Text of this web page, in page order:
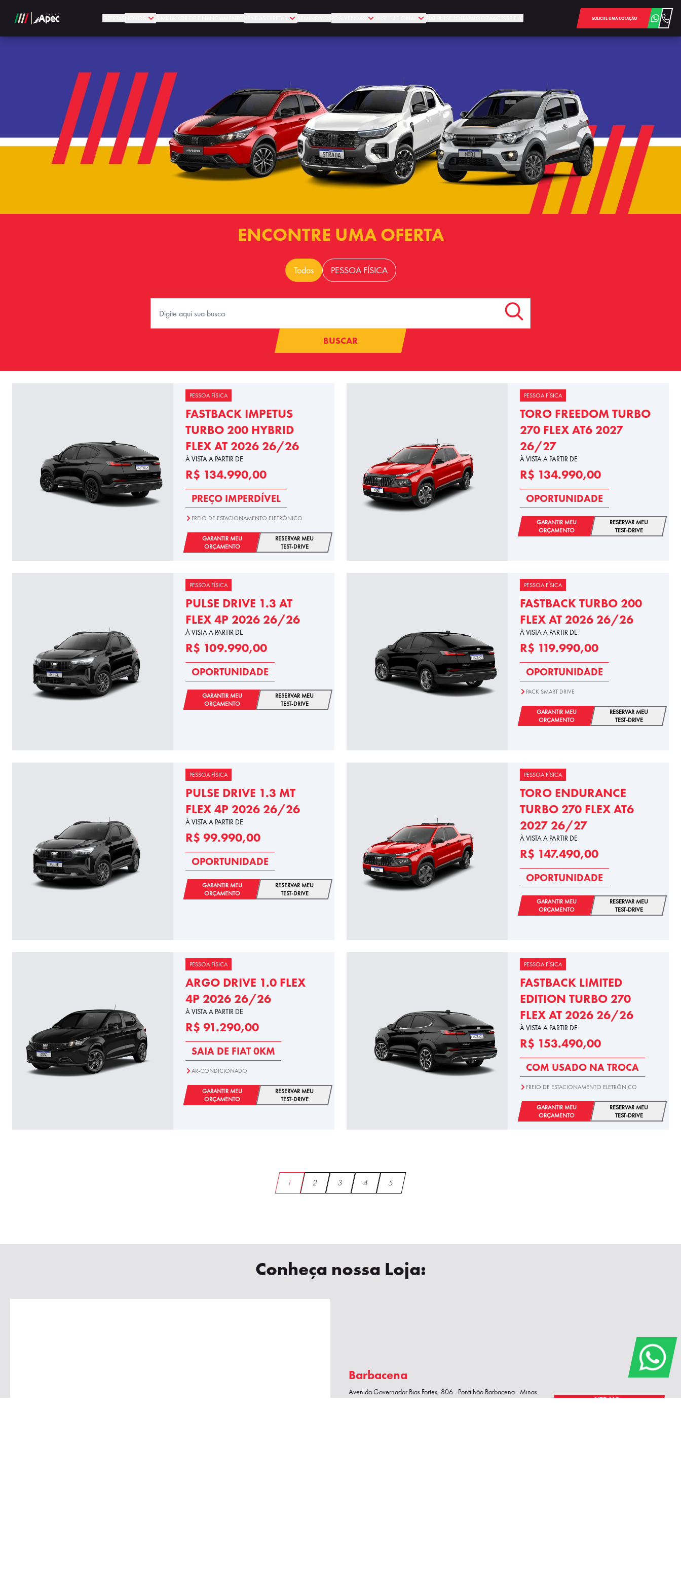
SOLICITE UMA COTAÇÃO
ENCONTRE UMA OFERTA
Todas PESSOA FÍSICA
BUSCAR
PESSOA FÍSICA
FASTBACK IMPETUS
TURBO 200 HYBRID
FLEX AT 2026 26/26
À VISTA A PARTIR DE
R$ 134.990,00
PREÇO IMPERDÍVEL
FREIO DE ESTACIONAMENTO ELETRÔNICO
GARANTIR MEU
ORÇAMENTO
RESERVAR MEU
TEST-DRIVE
PESSOA FÍSICA
TORO FREEDOM TURBO
270 FLEX AT6 2027
26/27
À VISTA A PARTIR DE
R$ 134.990,00
OPORTUNIDADE
GARANTIR MEU
ORÇAMENTO
RESERVAR MEU
TEST-DRIVE
PESSOA FÍSICA
PULSE DRIVE 1.3 AT
FLEX 4P 2026 26/26
À VISTA A PARTIR DE
R$ 109.990,00
OPORTUNIDADE
GARANTIR MEU
ORÇAMENTO
RESERVAR MEU
TEST-DRIVE
PESSOA FÍSICA
FASTBACK TURBO 200
FLEX AT 2026 26/26
À VISTA A PARTIR DE
R$ 119.990,00
OPORTUNIDADE
PACK SMART DRIVE
GARANTIR MEU
ORÇAMENTO
RESERVAR MEU
TEST-DRIVE
PESSOA FÍSICA
PULSE DRIVE 1.3 MT
FLEX 4P 2026 26/26
À VISTA A PARTIR DE
R$ 99.990,00
OPORTUNIDADE
GARANTIR MEU
ORÇAMENTO
RESERVAR MEU
TEST-DRIVE
PESSOA FÍSICA
TORO ENDURANCE
TURBO 270 FLEX AT6
2027 26/27
À VISTA A PARTIR DE
R$ 147.490,00
OPORTUNIDADE
GARANTIR MEU
ORÇAMENTO
RESERVAR MEU
TEST-DRIVE
PESSOA FÍSICA
ARGO DRIVE 1.0 FLEX
4P 2026 26/26
À VISTA A PARTIR DE
R$ 91.290,00
SAIA DE FIAT 0KM
AR-CONDICIONADO
GARANTIR MEU
ORÇAMENTO
RESERVAR MEU
TEST-DRIVE
PESSOA FÍSICA
FASTBACK LIMITED
EDITION TURBO 270
FLEX AT 2026 26/26
À VISTA A PARTIR DE
R$ 153.490,00
COM USADO NA TROCA
FREIO DE ESTACIONAMENTO ELETRÔNICO
GARANTIR MEU
ORÇAMENTO
RESERVAR MEU
TEST-DRIVE
1 2 3 4 5
Conheça nossa Loja:
Barbacena
Avenida Governador Bias Fortes, 806 - Pontilhão Barbacena - Minas
VER NO